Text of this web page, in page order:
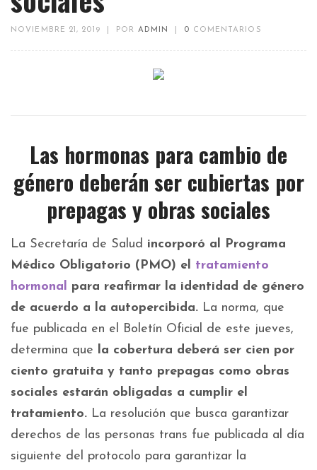
NOVIEMBRE 21, 2019 POR ADMIN 0 COMENTARIOS
Las hormonas para cambio de
género deberán ser cubiertas por
prepagas y obras sociales
La Secretaría de Salud incorporó al Programa
Médico Obligatorio (PMO) el tratamiento
hormonal para reafirmar la identidad de género
de acuerdo a la autopercibida. La norma, que
fue publicada en el Boletín Oficial de este jueves,
determina que la cobertura deberá ser cien por
ciento gratuita y tanto prepagas como obras
sociales estarán obligadas a cumplir el
tratamiento. La resolución que busca garantizar
derechos de las personas trans fue publicada al día
siguiente del protocolo para garantizar la